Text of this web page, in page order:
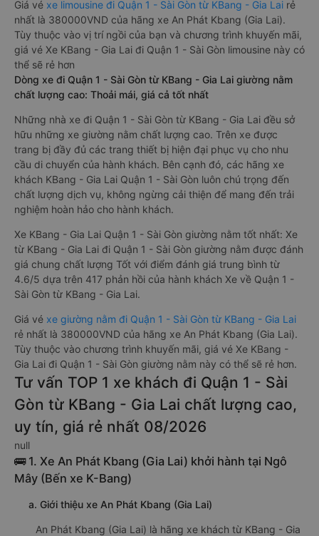
Giá vé xe limousine đi Quận 1 - Sài Gòn từ KBang - Gia Lai rẻ
nhất là 380000VND của hãng xe An Phát Kbang (Gia Lai).
Tùy thuộc vào vị trí ngồi của bạn và chương trình khuyến mãi,
giá vé Xe KBang - Gia Lai đi Quận 1 - Sài Gòn limousine này có
thể sẽ rẻ hơn
Dòng xe đi Quận 1 - Sài Gòn từ KBang - Gia Lai giường nằm
chất lượng cao: Thoải mái, giá cả tốt nhất
Những nhà xe đi Quận 1 - Sài Gòn từ KBang - Gia Lai đều sở
hữu những xe giường nằm chất lượng cao. Trên xe được
trang bị đầy đủ các trang thiết bị hiện đại phục vụ cho nhu
cầu di chuyển của hành khách. Bên cạnh đó, các hãng xe
khách KBang - Gia Lai Quận 1 - Sài Gòn luôn chú trọng đến
chất lượng dịch vụ, không ngừng cải thiện để mang đến trải
nghiệm hoàn hảo cho hành khách.
Xe KBang - Gia Lai Quận 1 - Sài Gòn giường nằm tốt nhất: Xe
từ KBang - Gia Lai đi Quận 1 - Sài Gòn giường nằm được đánh
giá chung chất lượng Tốt với điểm đánh giá trung bình từ
4.6/5 dựa trên 417 phản hồi của hành khách Xe về Quận 1 -
Sài Gòn từ KBang - Gia Lai.
Giá vé xe giường nằm đi Quận 1 - Sài Gòn từ KBang - Gia Lai
rẻ nhất là 380000VND của hãng xe An Phát Kbang (Gia Lai).
Tùy thuộc vào chương trình khuyến mãi, giá vé Xe KBang -
Gia Lai đi Quận 1 - Sài Gòn giường nằm này có thể sẽ rẻ hơn.
Tư vấn TOP 1 xe khách đi Quận 1 - Sài
Gòn từ KBang - Gia Lai chất lượng cao,
uy tín, giá rẻ nhất 08/2026
null
🚌 1. Xe An Phát Kbang (Gia Lai) khởi hành tại Ngô
Mây (Bến xe K-Bang)
a. Giới thiệu xe An Phát Kbang (Gia Lai)
An Phát Kbang (Gia Lai) là hãng xe khách từ KBang - Gia